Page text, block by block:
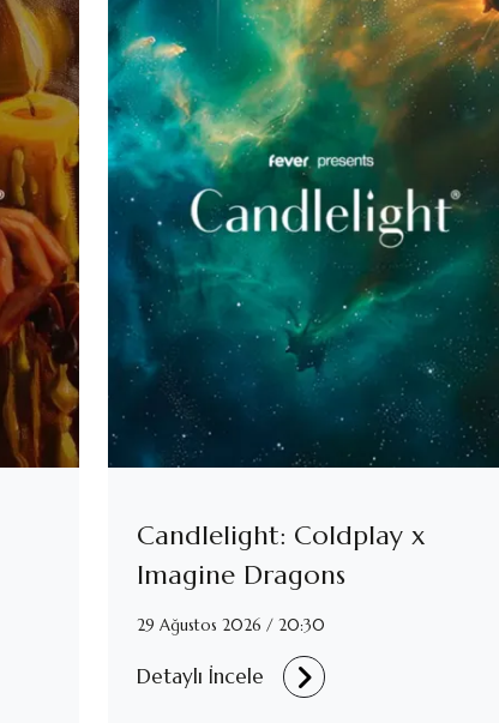
Candlelight: Coldplay x
Imagine Dragons
29 Ağustos 2026 / 20:30
Detaylı İncele